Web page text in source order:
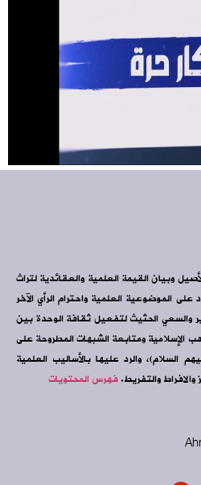
وبيان القيمة العلمية والعقائدية لتراث
الموضوعية العلمية واحترام الرأي الآخر
والسعي الحثيث لتفعيل ثقافة الوحدة بين
الإسلامية ومتابعة الشبهات المطروحة على
السلام)، والرد عليها بالأساليب العلمية
والتفريط.فهرس المحتويات